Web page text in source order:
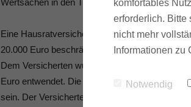
Wertsachen in den Tresor
Eine Hausratversicherung enthielt die Klausel,
20.000 Euro beschränke – zumindest für den
Dem Versicherten wurden bei einem Einbruch
Euro entwendet. Die Versicherung überwies
sein. Der Versicherte forderte vor dem
komfortables
erforderlich. Bitte
nicht mehr
Informationen
Notwendig